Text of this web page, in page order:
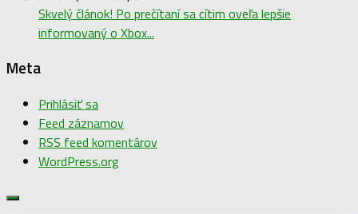
Skvelý článok! Po prečítaní sa cítim oveľa lepšie
informovaný o Xbox...
Meta
Prihlásiť sa
Feed záznamov
RSS feed komentárov
WordPress.org